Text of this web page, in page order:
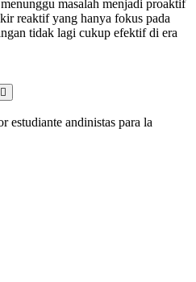
masalah menjadi proaktif
reaktif yang hanya fokus pada
tidak lagi cukup efektif di era
estudiante andinistas para la